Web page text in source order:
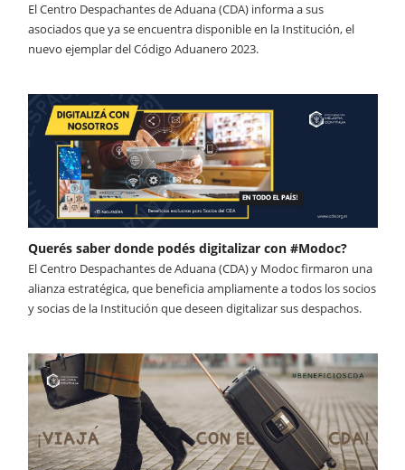
El Centro Despachantes de Aduana (CDA) informa a sus
asociados que ya se encuentra disponible en la Institución, el
nuevo ejemplar del Código Aduanero 2023.
Querés saber donde podés digitalizar con #Modoc?
El Centro Despachantes de Aduana (CDA) y Modoc firmaron una
alianza estratégica, que beneficia ampliamente a todos los socios
y socias de la Institución que deseen digitalizar sus despachos.